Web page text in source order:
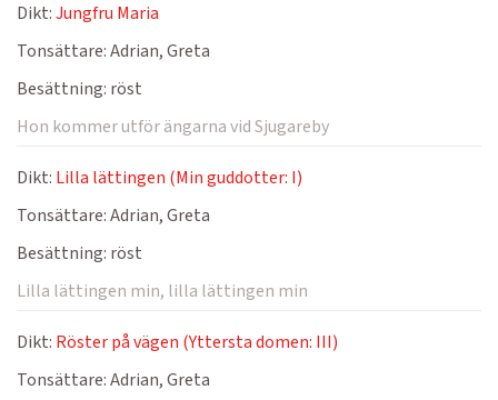
Dikt:Jungfru Maria
Tonsättare:Adrian, Greta
Besättning: röst
Hon kommer utför ängarna vid Sjugareby
Dikt: Lilla lättingen (Min guddotter: I)
Tonsättare:Adrian, Greta
Besättning: röst
Lilla lättingen min, lilla lättingen min
Dikt: Röster på vägen (Yttersta domen: III)
Tonsättare:Adrian, Greta